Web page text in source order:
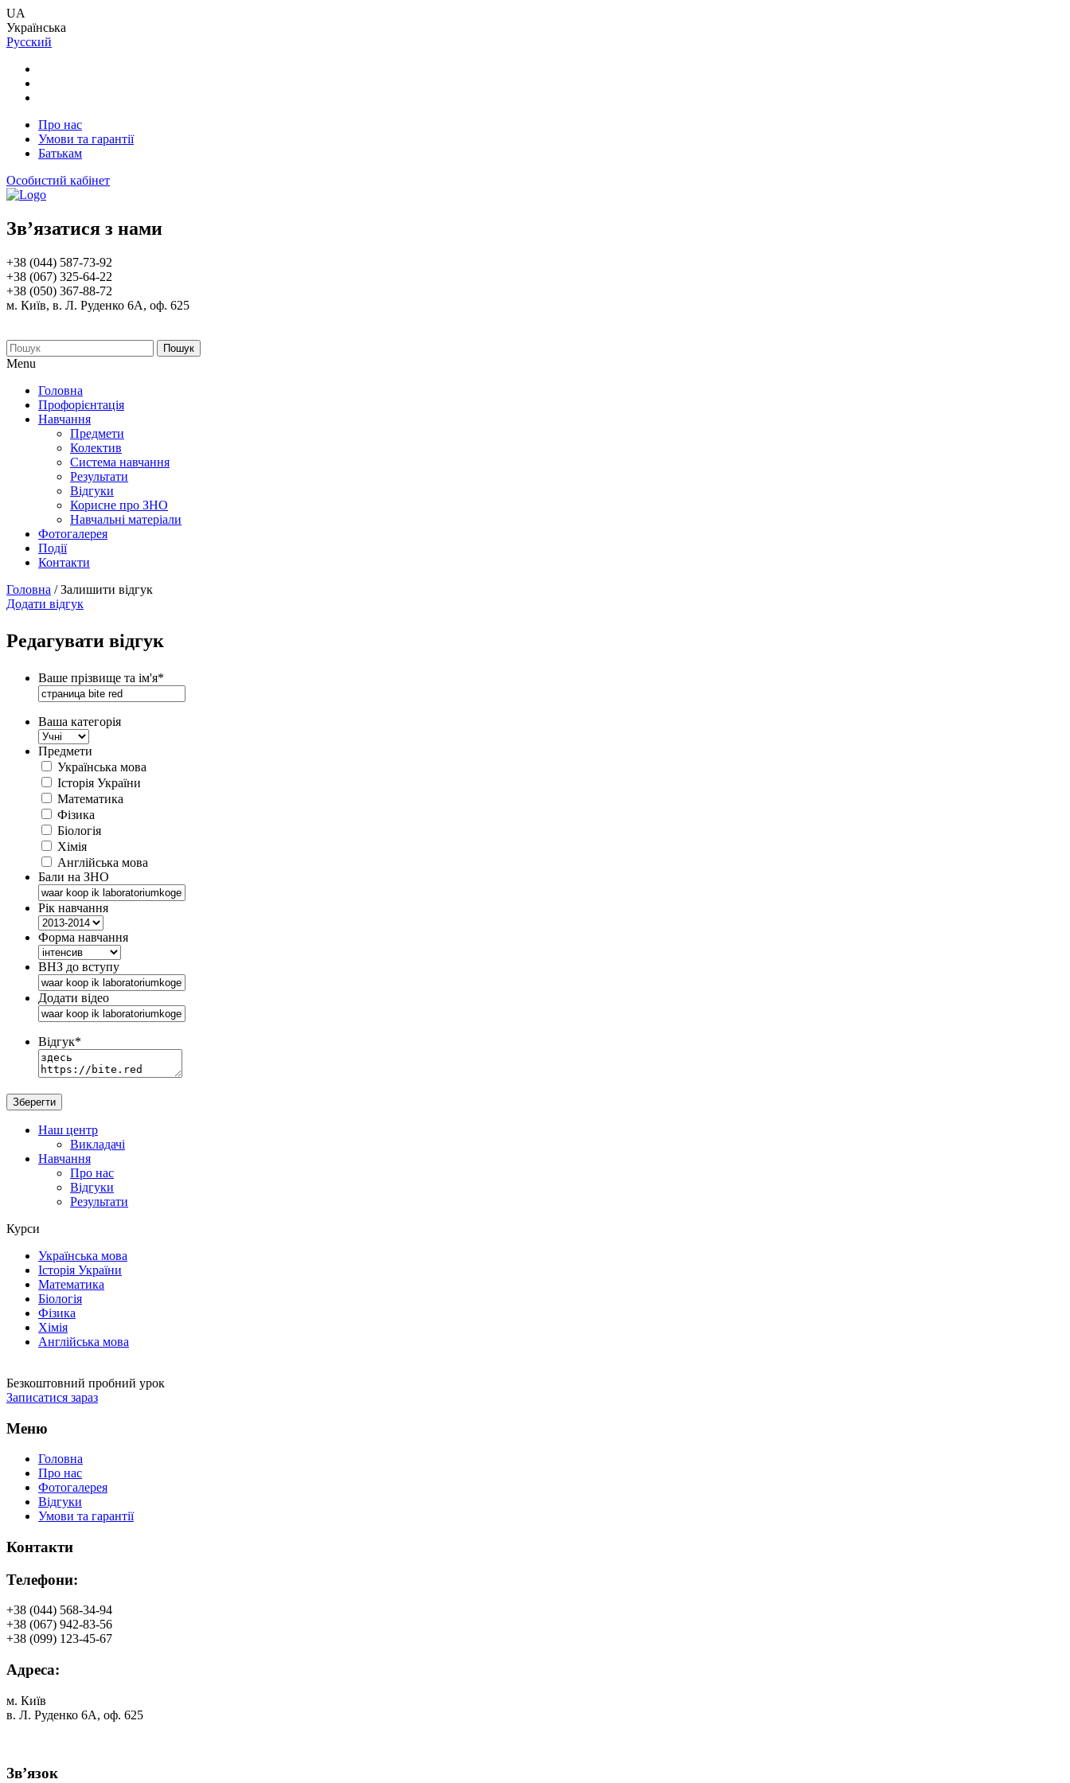
UA
Українська
Русский
Про нас
Умови та гарантії
Батькам
Особистий кабінет
Зв’язатися з нами
+38 (044) 587-73-92
+38 (067) 325-64-22
+38 (050) 367-88-72
м. Київ, в. Л. Руденко 6А, оф. 625
Пошук
Menu
Головна
Профорієнтація
Навчання
Предмети
Колектив
Система навчання
Результати
Відгуки
Корисне про ЗНО
Навчальні матеріали
Фотогалерея
Події
Контакти
Головна /Залишити відгук
Додати відгук
Редагувати відгук
Ваше прізвище та ім'я*
Ваша категорія
Предмети
Українська мова
Історія України
Математика
Фізика
Біологія
Хімія
Англійська мова
Бали на ЗНО
Рік навчання
Форма навчання
ВНЗ до вступу
Додати відео
Відгук*
Наш центр
Викладачі
Навчання
Про нас
Відгуки
Результати
Курси
Українська мова
Історія України
Математика
Біологія
Фізика
Хімія
Англійська мова
Безкоштовний пробний урок
Записатися зараз
Меню
Головна
Про нас
Фотогалерея
Відгуки
Умови та гарантії
Контакти
Телефони:
+38 (044) 568-34-94
+38 (067) 942-83-56
+38 (099) 123-45-67
Адреса:
м. Київ
в. Л. Руденко 6А, оф. 625
Зв’язок